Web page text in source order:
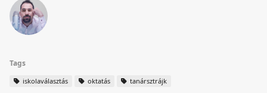
Tags
iskolaválasztás oktatás tanársztrájk